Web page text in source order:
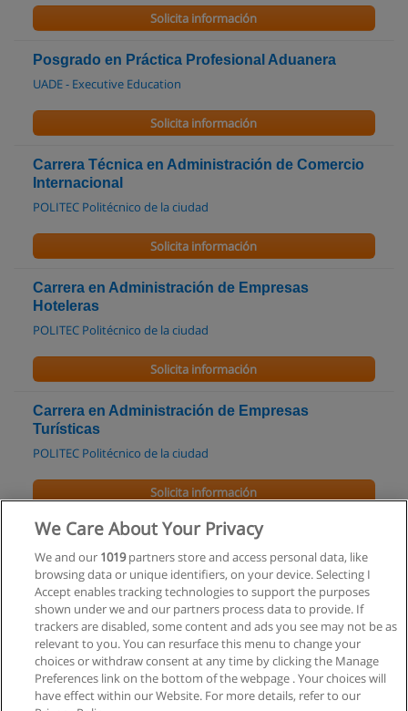
Solicita información
Posgrado en Práctica Profesional Aduanera
UADE - Executive Education
Solicita información
Carrera Técnica en Administración de Comercio
Internacional
POLITEC Politécnico de la ciudad
Solicita información
Carrera en Administración de Empresas
Hoteleras
POLITEC Politécnico de la ciudad
Solicita información
Carrera en Administración de Empresas
Turísticas
POLITEC Politécnico de la ciudad
Solicita información
Curso de Dirección de Proyectos para el Éxito
Empresarial
TenStep Argentina
Solicita información
We Care About Your Privacy
We and our 1019partners store and access personal data, like
browsing data or unique identifiers, on your device. Selecting I
Accept enables tracking technologies to support the purposes
shown under we and our partners process data to provide. If
trackers are disabled, some content and ads you see may not be as
relevant to you. You can resurface this menu to change your
choices or withdraw consent at any time by clicking the Manage
Preferences link on the bottom of the webpage . Your choices will
have effect within our Website. For more details, refer to our